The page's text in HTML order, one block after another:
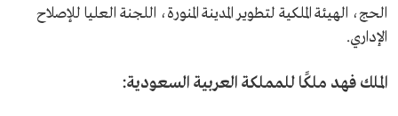
الحج، الهيئة الملكية لتطوير المدينة المنورة، اللجنة العليا للإصلاح
الإداري.
الملك فهد ملكًا للمملكة العربية السعودية: